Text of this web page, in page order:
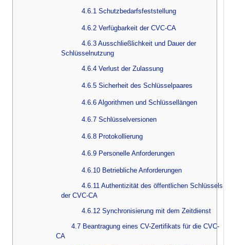
4.6.1 Schutzbedarfsfeststellung
4.6.2 Verfügbarkeit der CVC-CA
4.6.3 Ausschließlichkeit und Dauer der
Schlüsselnutzung
4.6.4 Verlust der Zulassung
4.6.5 Sicherheit des Schlüsselpaares
4.6.6 Algorithmen und Schlüssellängen
4.6.7 Schlüsselversionen
4.6.8 Protokollierung
4.6.9 Personelle Anforderungen
4.6.10 Betriebliche Anforderungen
4.6.11 Authentizität des öffentlichen Schlüssels
der CVC-CA
4.6.12 Synchronisierung mit dem Zeitdienst
4.7 Beantragung eines CV-Zertifikats für die CVC-
CA